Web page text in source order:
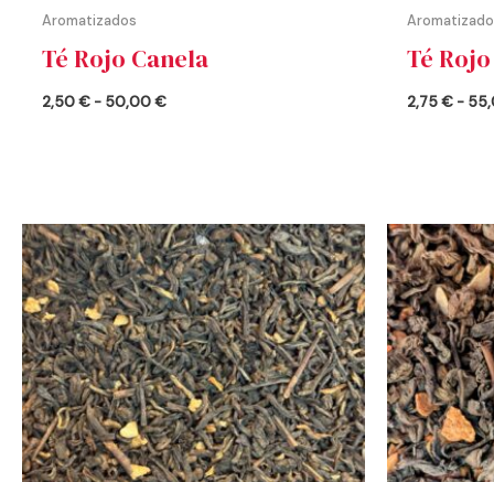
Aromatizados
Té Rojo Canela
2,50€ - 50,00€
Té
2,75€ -
Rango
de
precios:
desde
2,50 €
hasta
50,00 €